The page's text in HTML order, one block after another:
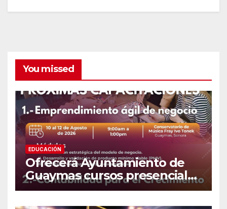
You missed
EDUCACIÓN
Ofrecerá Ayuntamiento de
Guaymas cursos presenciales
para emprendedores